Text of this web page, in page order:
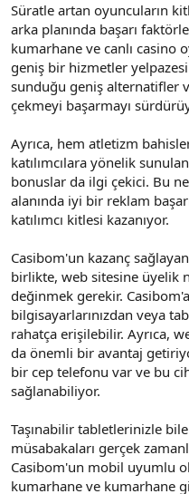
Süratle artan oyuncuların
arka planında başarı
kumarhane ve canlı casino
geniş bir hizmetler
sunduğu geniş alternatifler
çekmeyi başarmayı
Ayrıca, hem atletizm
katılımcılara yönelik
bonuslar da ilgi çekici. Bu
alanında iyi bir reklam
katılımcı kitlesi kazanıyor.
Casibom'un kazanç
birlikte, web sitesine üyelik
değinmek gerekir.
bilgisayarlarınızdan veya
rahatça erişilebilir. Ayrıca,
da önemli bir avantaj
bir cep telefonu var ve bu
sağlanabiliyor.
Taşınabilir tabletlerinizle
müsabakaları gerçek
Casibom'un mobil uyumlu
kumarhane ve kumarhane